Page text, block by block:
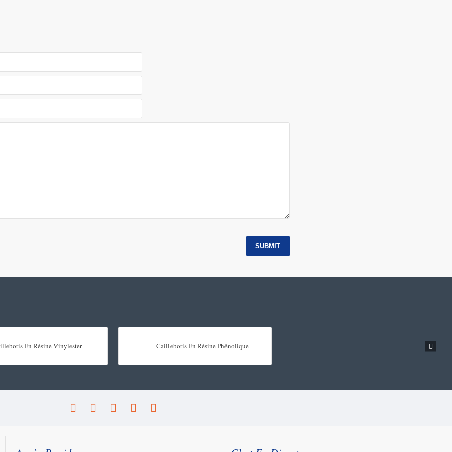
SUBMIT
En Résine Vinylester Caillebotis En Résine Phénolique